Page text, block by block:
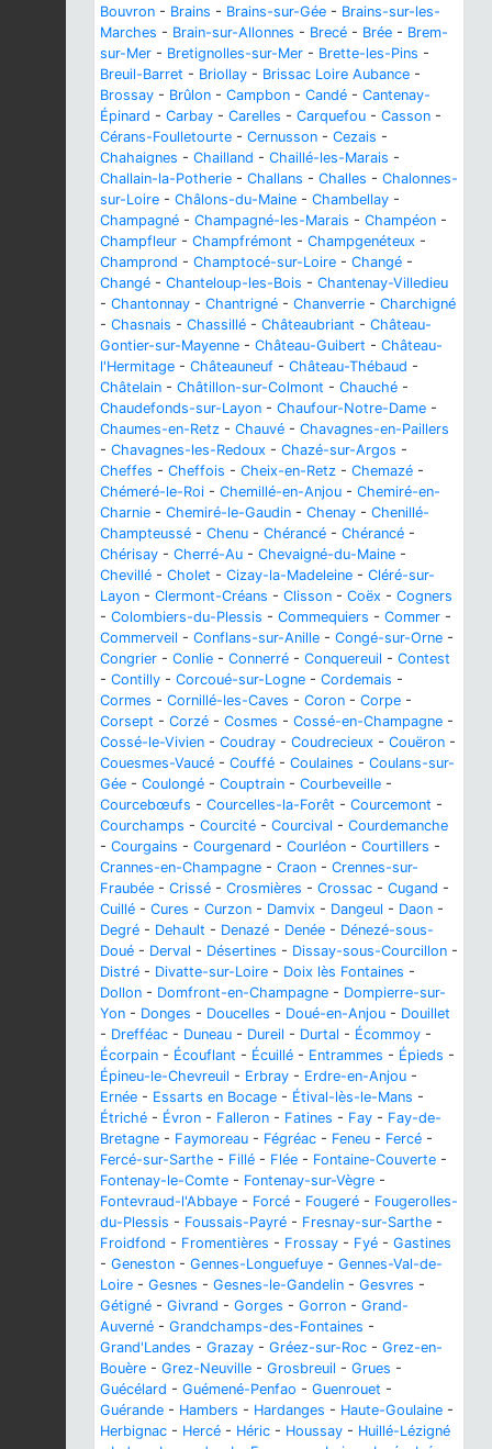
Bouvron - Brains - Brains-sur-Gée - Brains-sur-les-
Marches - Brain-sur-Allonnes - Brecé - Brée - Brem-
sur-Mer - Bretignolles-sur-Mer - Brette-les-Pins -
Breuil-Barret - Briollay - Brissac Loire Aubance -
Brossay - Brûlon - Campbon - Candé - Cantenay-
Épinard - Carbay - Carelles - Carquefou - Casson -
Cérans-Foulletourte - Cernusson - Cezais -
Chahaignes - Chailland - Chaillé-les-Marais -
Challain-la-Potherie - Challans - Challes - Chalonnes-
sur-Loire - Châlons-du-Maine - Chambellay -
Champagné - Champagné-les-Marais - Champéon -
Champfleur - Champfrémont - Champgenéteux -
Champrond - Champtocé-sur-Loire - Changé -
Changé - Chanteloup-les-Bois - Chantenay-Villedieu
- Chantonnay - Chantrigné - Chanverrie - Charchigné
- Chasnais - Chassillé - Châteaubriant - Château-
Gontier-sur-Mayenne - Château-Guibert - Château-
l'Hermitage - Châteauneuf - Château-Thébaud -
Châtelain - Châtillon-sur-Colmont - Chauché -
Chaudefonds-sur-Layon - Chaufour-Notre-Dame -
Chaumes-en-Retz - Chauvé - Chavagnes-en-Paillers
- Chavagnes-les-Redoux - Chazé-sur-Argos -
Cheffes - Cheffois - Cheix-en-Retz - Chemazé -
Chémeré-le-Roi - Chemillé-en-Anjou - Chemiré-en-
Charnie - Chemiré-le-Gaudin - Chenay - Chenillé-
Champteussé - Chenu - Chérancé - Chérancé -
Chérisay - Cherré-Au - Chevaigné-du-Maine -
Chevillé - Cholet - Cizay-la-Madeleine - Cléré-sur-
Layon - Clermont-Créans - Clisson - Coëx - Cogners
- Colombiers-du-Plessis - Commequiers - Commer -
Commerveil - Conflans-sur-Anille - Congé-sur-Orne -
Congrier - Conlie - Connerré - Conquereuil - Contest
- Contilly - Corcoué-sur-Logne - Cordemais -
Cormes - Cornillé-les-Caves - Coron - Corpe -
Corsept - Corzé - Cosmes - Cossé-en-Champagne -
Cossé-le-Vivien - Coudray - Coudrecieux - Couëron -
Couesmes-Vaucé - Couffé - Coulaines - Coulans-sur-
Gée - Coulongé - Couptrain - Courbeveille -
Courcebœufs - Courcelles-la-Forêt - Courcemont -
Courchamps - Courcité - Courcival - Courdemanche
- Courgains - Courgenard - Courléon - Courtillers -
Crannes-en-Champagne - Craon - Crennes-sur-
Fraubée - Crissé - Crosmières - Crossac - Cugand -
Cuillé - Cures - Curzon - Damvix - Dangeul - Daon -
Degré - Dehault - Denazé - Denée - Dénezé-sous-
Doué - Derval - Désertines - Dissay-sous-Courcillon -
Distré - Divatte-sur-Loire - Doix lès Fontaines -
Dollon - Domfront-en-Champagne - Dompierre-sur-
Yon - Donges - Doucelles - Doué-en-Anjou - Douillet
- Drefféac - Duneau - Dureil - Durtal - Écommoy -
Écorpain - Écouflant - Écuillé - Entrammes - Épieds -
Épineu-le-Chevreuil - Erbray - Erdre-en-Anjou -
Ernée - Essarts en Bocage - Étival-lès-le-Mans -
Étriché - Évron - Falleron - Fatines - Fay - Fay-de-
Bretagne - Faymoreau - Fégréac - Feneu - Fercé -
Fercé-sur-Sarthe - Fillé - Flée - Fontaine-Couverte -
Fontenay-le-Comte - Fontenay-sur-Vègre -
Fontevraud-l'Abbaye - Forcé - Fougeré - Fougerolles-
du-Plessis - Foussais-Payré - Fresnay-sur-Sarthe -
Froidfond - Fromentières - Frossay - Fyé - Gastines
- Geneston - Gennes-Longuefuye - Gennes-Val-de-
Loire - Gesnes - Gesnes-le-Gandelin - Gesvres -
Gétigné - Givrand - Gorges - Gorron - Grand-
Auverné - Grandchamps-des-Fontaines -
Grand'Landes - Grazay - Gréez-sur-Roc - Grez-en-
Bouère - Grez-Neuville - Grosbreuil - Grues -
Guécélard - Guémené-Penfao - Guenrouet -
Guérande - Hambers - Hardanges - Haute-Goulaine -
Herbignac - Hercé - Héric - Houssay - Huillé-Lézigné